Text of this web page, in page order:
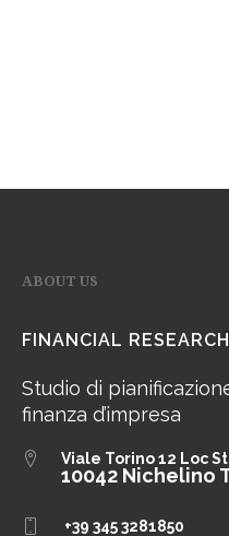
ABOUT US
FINANCIAL
Studio di
finanza d’impresa
Viale Torino 12 Loc
10042 Nichelino
+39 345 3281850